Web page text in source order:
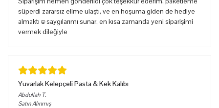
süperdi zararsız elime ulaştı, ve en hoşuma giden de hediye
almaktı☺️saygılarımı sunar, en kısa zamanda yeni siparişimi
vermek dileğiyle
Yuvarlak Kelepçeli Pasta & Kek Kalıbı
Abdullah T.
Satın Alınmış